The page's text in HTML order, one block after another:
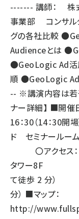
------- 講師： 株
事業部 コンサル
グの各社比較
Audienceとは
●GeoLogic Ad活
順 ●GeoLogic
-- ※講演内容は若
ナー詳細】 ■開催
16：30（14：30開
ド セミナール
〇アクセス：
タワー8F ・JR
て徒歩 2 分）
分） ■マップ：
http://